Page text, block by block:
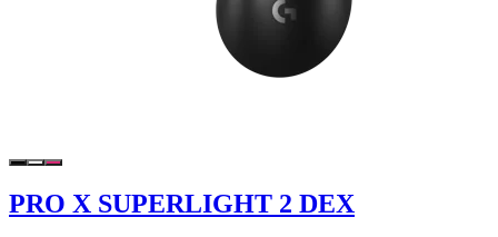
PRO X SUPERLIGHT 2 DEX